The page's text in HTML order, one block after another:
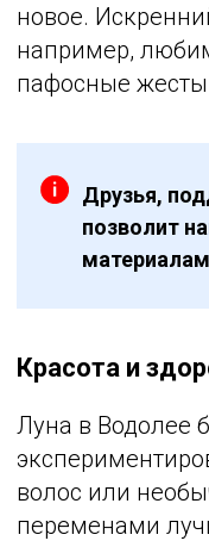
новое.
например,
пафосные
Друзья,
позволит
Красота и
Луна в Водолее
волос или
переменами